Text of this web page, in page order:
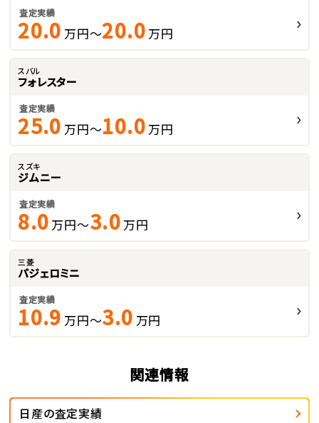
査定実績
20.0 万円～20.0 万円
スバル
フォレスター
査定実績
25.0 万円～10.0 万円
スズキ
ジムニー
査定実績
8.0 万円～3.0 万円
三菱
パジェロミニ
査定実績
10.9 万円～3.0 万円
関連情報
日産の査定実績